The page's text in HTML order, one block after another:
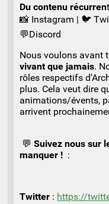
Du contenu récurren
📸 Instagram | 🐦
💬Discord
Nous voulons avant
vivant que jamais.
rôles respectifs
plus. Cela veut dire
animations/évents,
arrivent
💬Suivez nous sur
manquer ! :
Twitter : https://